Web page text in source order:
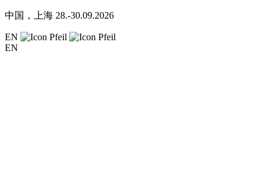
中国，上海 28.-30.09.2026
EN
EN